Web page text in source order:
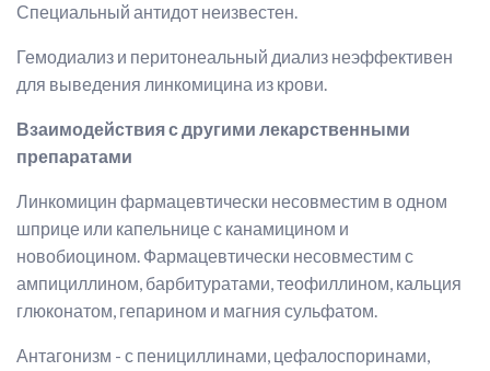
Специальный антидот неизвестен.
Гемодиализ и перитонеальный диализ неэффективен
для выведения линкомицина из крови.
Взаимодействия с другими лекарственными
препаратами
Линкомицин фармацевтически несовместим в одном
шприце или капельнице с канамицином и
новобиоцином. Фармацевтически несовместим с
ампициллином, барбитуратами, теофиллином, кальция
глюконатом, гепарином и магния сульфатом.
Антагонизм - с пенициллинами, цефалоспоринами,